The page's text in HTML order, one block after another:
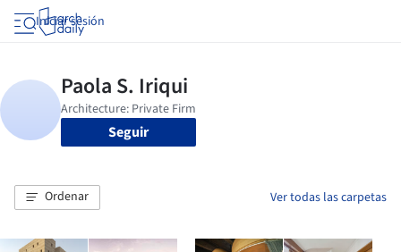
Iniciar sesión
Seguir
Ordenar Ver todas las carpetas